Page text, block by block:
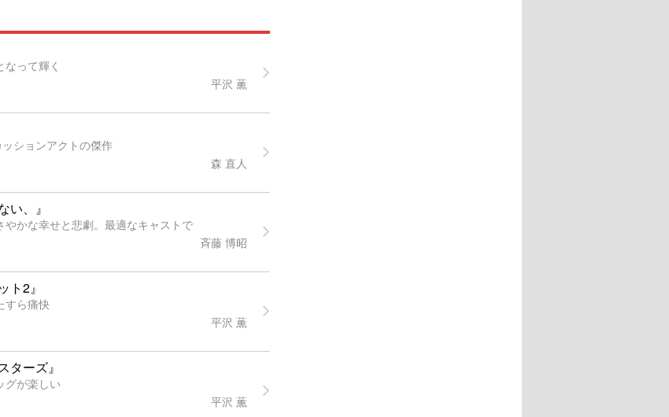
って輝く
平沢 薫
ションアクトの傑作
森 直人
い、』
やかな幸せと悲劇。最適なキャストで
斉藤 博昭
ト2』
すら痛快
平沢 薫
ターズ』
グが楽しい
平沢 薫